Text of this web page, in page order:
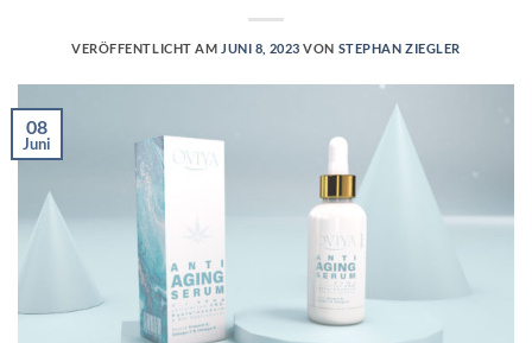
VERÖFFENTLICHT AM JUNI 8, 2023 VON STEPHAN ZIEGLER
08
Juni